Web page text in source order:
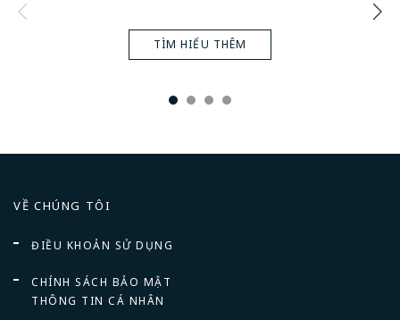
TÌM HIỂU THÊM
VỀ CHÚNG TÔI
ĐIỀU KHOẢN SỬ DỤNG
CHÍNH SÁCH BẢO MẬT
THÔNG TIN CÁ NHÂN